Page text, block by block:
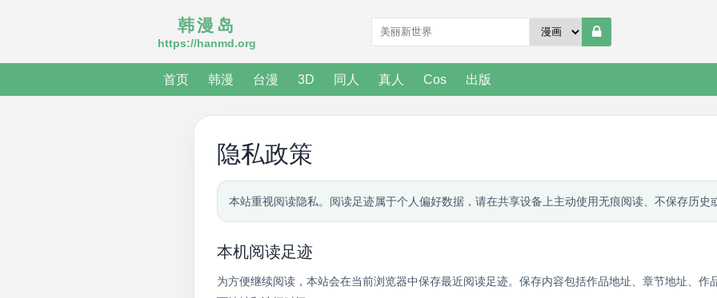
韩漫岛
https://hanmd.org
首页 韩漫 台漫 3D 同人 真人 Cos 出版
隐私政策
本站重视阅读隐私。阅读足迹属于个人偏好数据，请在共享设备上主动使用无痕阅读、不保存历史
本机阅读足迹
为方便继续阅读，本站会在当前浏览器中保存最近阅读足迹。保存内容包括作品地址、章节地址、作